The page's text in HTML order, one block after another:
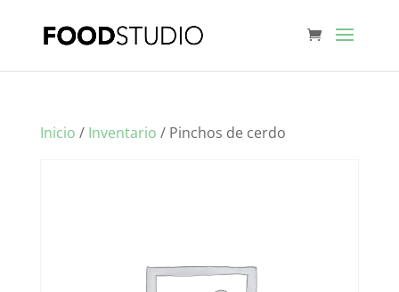
Inicio / Inventario / Pinchos de cerdo